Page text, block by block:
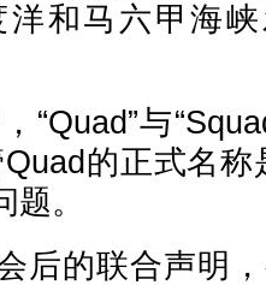
和马六甲海
“Quad”与
的正式名称
。
后的联合声明